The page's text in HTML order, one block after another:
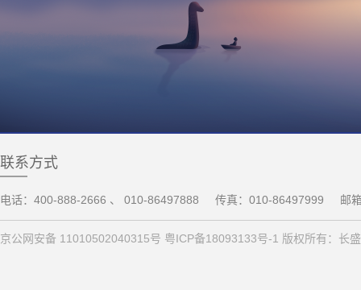
联系方式
电话：400-888-2666 、 010-86497888 传真：010-86497999 邮
京公网安备 11010502040315号 粤ICP备18093133号-1 版权所有：长